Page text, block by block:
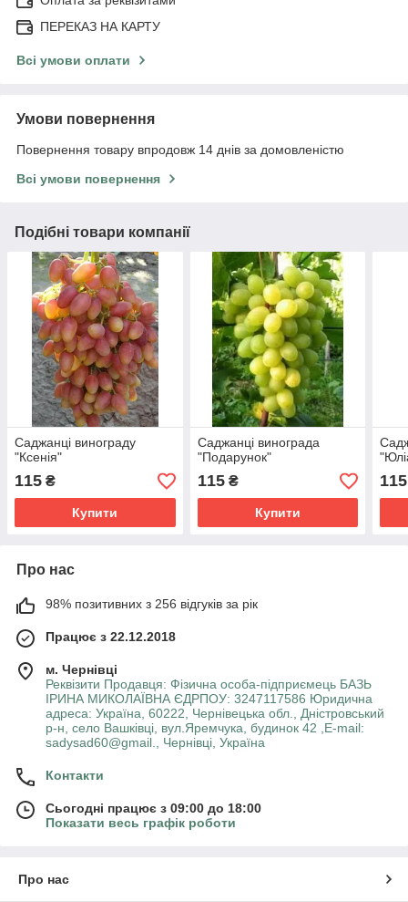
ПЕРЕКАЗ НА КАРТУ
Всі умови оплати
Умови повернення
Повернення товару впродовж 14 днів за домовленістю
Всі умови повернення
Подібні товари компанії
Саджанці винограду
"Ксенія"
115 ₴
Купити
Саджанці винограда
"Подарунок"
115₴
Купити
115
Про нас
98% позитивних з 256 відгуків за рік
Працює з 22.12.2018
м. Чернівці
Реквізити Продавця: Фізична особа-підприємець БАЗЬ
ІРИНА МИКОЛАЇВНА ЄДРПОУ: 3247117586 Юридична
адреса: Україна, 60222, Чернівецька обл., Дністровський
р-н, село Вашківці, вул.Яремчука, будинок 42 ,E-mail:
sadysad60@gmail., Чернівці, Україна
Контакти
Сьогодні працює з 09:00 до 18:00
Показати весь графік роботи
Про нас